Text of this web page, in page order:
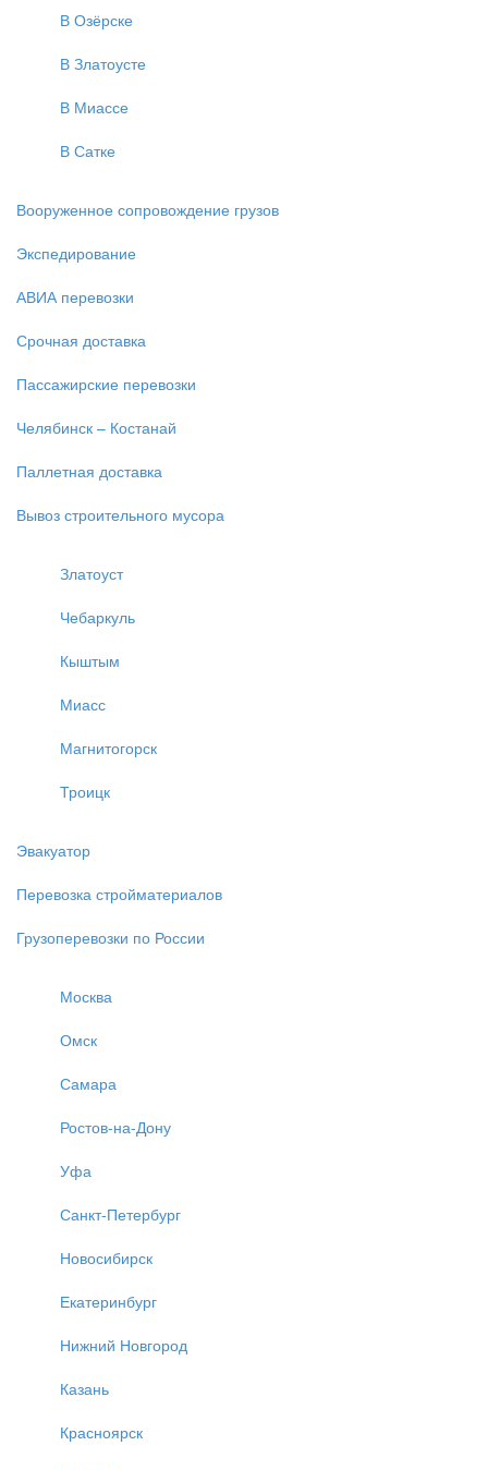
В Озёрске
В Златоусте
В Миассе
В Сатке
Вооруженное сопровождение грузов
Экспедирование
АВИА перевозки
Срочная доставка
Пассажирские перевозки
Челябинск – Костанай
Паллетная доставка
Вывоз строительного мусора
Златоуст
Чебаркуль
Кыштым
Миасс
Магнитогорск
Троицк
Эвакуатор
Перевозка стройматериалов
Грузоперевозки по России
Москва
Омск
Самара
Ростов-на-Дону
Уфа
Санкт-Петербург
Новосибирск
Екатеринбург
Нижний Новгород
Казань
Красноярск